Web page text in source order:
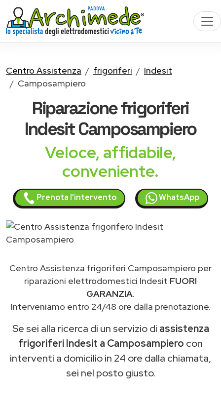
Centro Assistenza frigoriferi
Indesit
Camposampiero
Riparazionefrigoriferi
IndesitCamposampiero
Veloce, affidabile,
conveniente.
Prenota l'intervento WhatsApp
Centro Assistenza frigoriferi Camposampiero per
riparazioni elettrodomestici Indesit FUORI
GARANZIA.
Interveniamo entro 24/48 ore dalla prenotazione.
Se sei alla ricerca di un servizio di assistenza
frigoriferi Indesit a Camposampiero con
interventi a domicilio in 24 ore dalla chiamata,
sei nel posto giusto.